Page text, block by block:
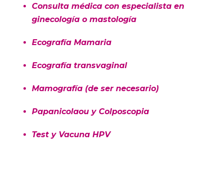
Consulta médica con especialista en
ginecología o mastología
Ecografía Mamaria
Ecografía transvaginal
Mamografía (de ser necesario)
Papanicolaou y Colposcopia
Test y Vacuna HPV